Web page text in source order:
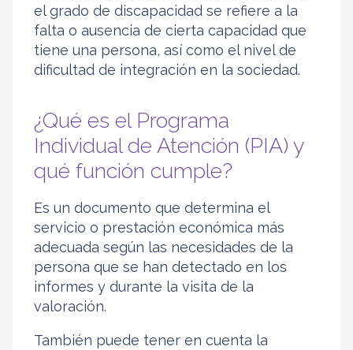
el grado de discapacidad se refiere a la
falta o ausencia de cierta capacidad que
tiene una persona, así como el nivel de
dificultad de integración en la sociedad.
¿Qué es el Programa
Individual de Atención (PIA) y
qué función cumple?
Es un documento que determina el
servicio o prestación económica más
adecuada según las necesidades de la
persona que se han detectado en los
informes y durante la visita de la
valoración.
También puede tener en cuenta la